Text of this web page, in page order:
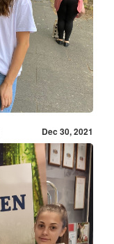
Dec 30, 2021